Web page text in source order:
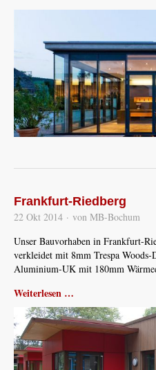
Frankfurt-Riedberg
22 Okt 2014 · von MB-Bochum
Unser Bauvorhaben in Frankfurt-
verkleidet mit 8mm Trespa
Aluminium-UK mit 180mm
Weiterlesen …